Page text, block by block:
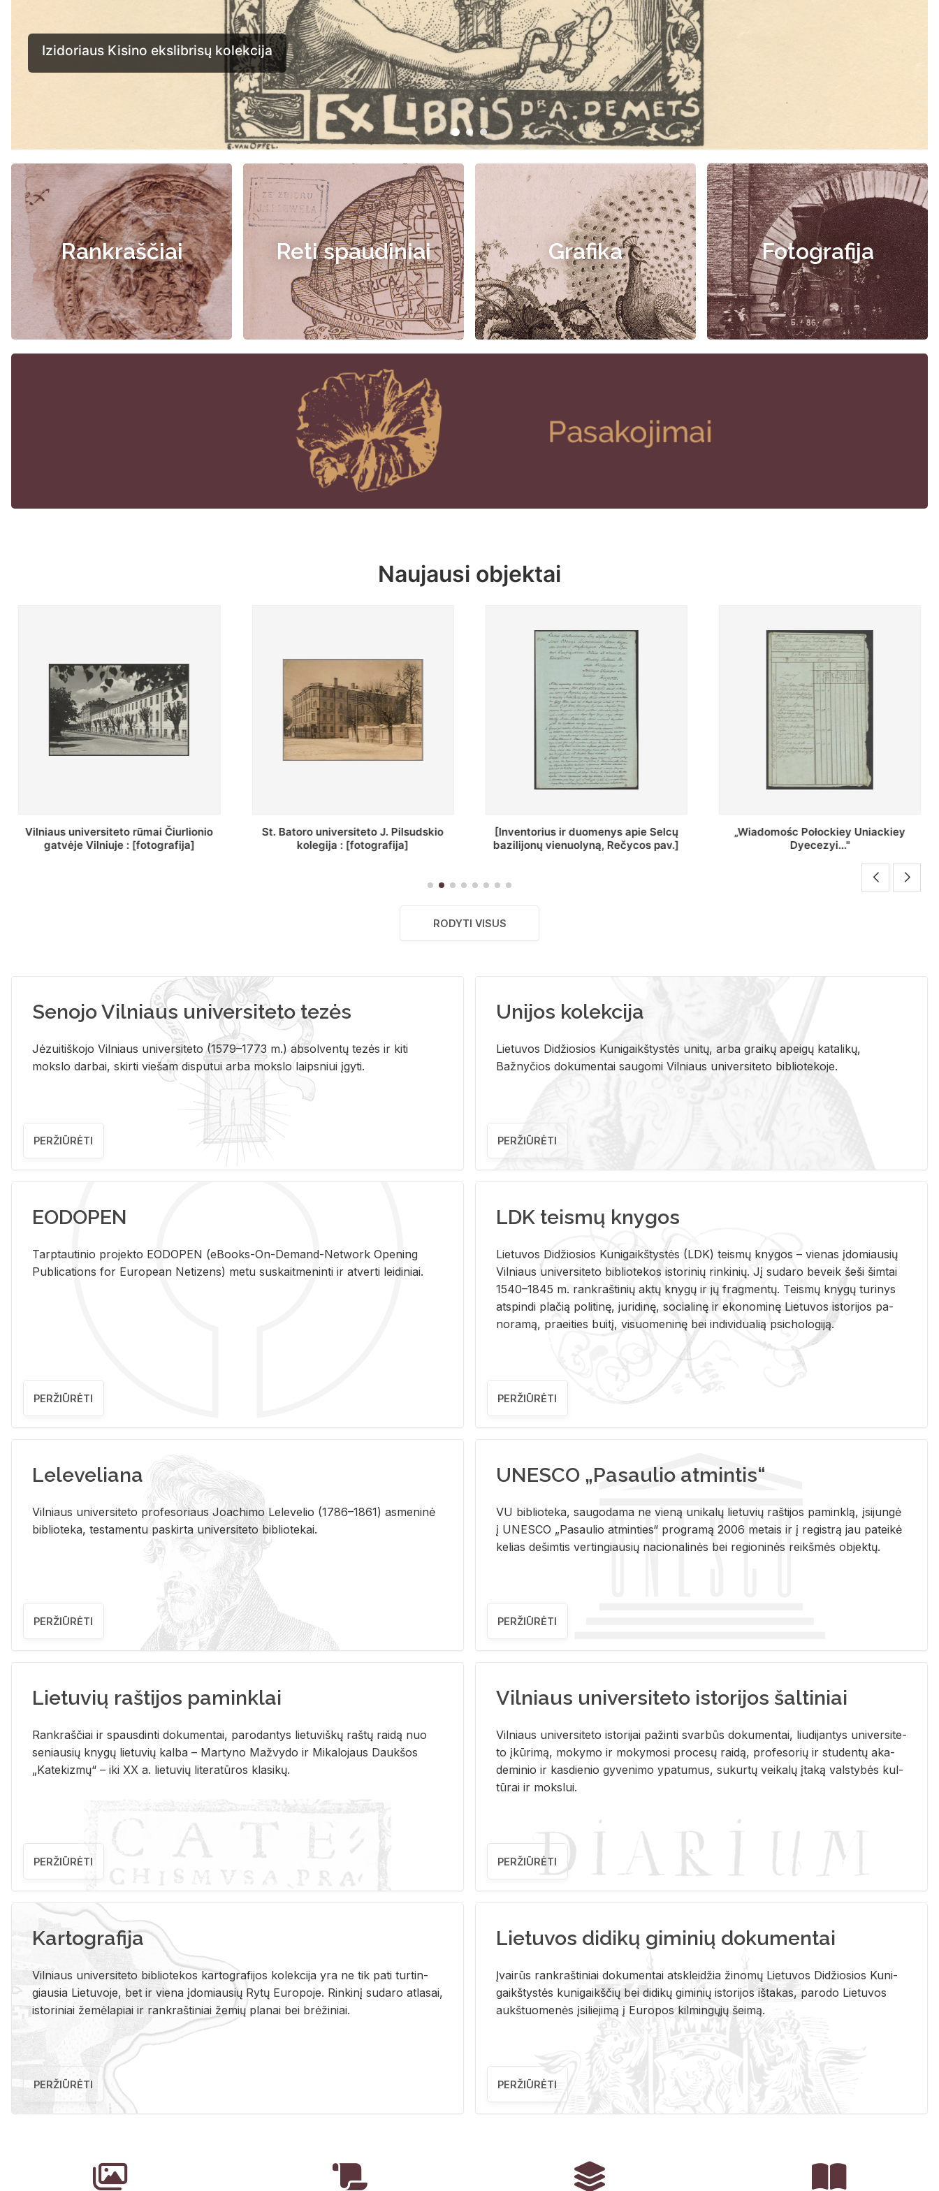
Rankraščiai Reti spaudiniai Grafika Fotografija
Naujausi objektai
St. Batoro universiteto J. Pilsudskio
kolegija : [fotografija]
[Inventorius ir duomenys apie Selcų
bazilijonų vienuolyną, Rečycos pav.]
„Wiadomośc Połockiey Uniackiey
Dyecezyi..."
Regestr Parochow Dekanatu
Brzeskiego
RODYTI VISUS
Senojo Vilniaus universiteto tezės
Jėzuitiškojo Vilniaus universiteto (1579–1773 m.) absolventų tezės ir kiti
mokslo darbai, skirti viešam disputui arba mokslo laipsniui įgyti.
PERŽIŪRĖTI
Unijos kolekcija
Lietuvos Didžiosios Kunigaikštystės unitų, arba graikų apeigų katalikų,
Bažnyčios dokumentai saugomi Vilniaus universiteto bibliotekoje.
PERŽIŪRĖTI
EODOPEN
Tarp­tau­ti­nio pro­jek­to EO­DO­PEN (eBo­oks-On-De­mand-Ne­twork Ope­ning
Pub­li­ca­tions for Eu­ro­pe­an Ne­ti­zens) metu su­skait­me­nin­ti ir at­ver­ti lei­di­niai.
PERŽIŪRĖTI
LDK teismų knygos
Lie­tu­vos Di­džio­sios Ku­ni­gaikš­tys­tės (LDK) teis­mų kny­gos – vie­nas įdo­miau­sių
Vil­niaus uni­ver­si­te­to bi­b­lio­te­kos is­to­ri­nių rin­ki­nių. Jį su­da­ro be­veik šeši šim­tai
1540–1845 m. rank­raš­ti­nių aktų kny­gų ir jų frag­men­tų. Teis­mų kny­gų tu­ri­nys
at­spin­di pla­čią po­li­ti­nę, ju­ri­di­nę, so­cia­li­nę ir eko­no­mi­nę Lie­tu­vos is­to­ri­jos pa­
no­ra­mą, pra­ei­ties bui­tį, vi­suo­me­ni­nę bei in­di­vi­dua­lią psi­cho­lo­gi­ją.
PERŽIŪRĖTI
Leleveliana
Vil­niaus uni­ver­si­te­to pro­fe­so­riaus Jo­a­chi­mo Le­le­ve­lio (1786–1861) as­me­ni­nė
bi­b­lio­te­ka, te­sta­men­tu pa­skir­ta uni­ver­si­te­to bi­b­lio­te­kai.
PERŽIŪRĖTI
UNESCO „Pasaulio atmintis“
VU biblioteka, saugodama ne vieną unikalų lietuvių raštijos paminklą, įsijungė
į UNESCO „Pasaulio atminties“ programą 2006 metais ir į registrą jau pateikė
kelias dešimtis vertingiausių nacionalinės bei regioninės reikšmės objektų.
PERŽIŪRĖTI
Lietuvių raštijos paminklai
Rank­raš­čiai ir spaus­din­ti do­ku­men­tai, pa­ro­dan­tys lie­tu­viš­kų raš­tų rai­dą nuo
se­niau­sių kny­gų lie­tu­vių kal­ba – Mar­ty­no Ma­žvy­do ir Mi­ka­lo­jaus Dauk­šos
„Ka­te­kiz­mų“ – iki XX a. lie­tu­vių li­te­ra­tū­ros kla­si­kų.
PERŽIŪRĖTI
Vilniaus universiteto istorijos šaltiniai
Vil­niaus uni­ver­si­te­to is­to­ri­jai pa­žin­ti svar­būs do­ku­men­tai, liu­di­jan­tys uni­ver­si­te­
to įkū­ri­mą, mo­ky­mo ir mo­ky­mo­si pro­ce­sų rai­dą, pro­fe­so­rių ir stu­den­tų aka­
de­mi­nio ir kas­die­nio gy­ve­ni­mo ypa­tu­mus, su­kur­tų vei­ka­lų įta­ką vals­ty­bės kul­
tū­rai ir moks­lui.
PERŽIŪRĖTI
Kartografija
Vil­niaus uni­ver­si­te­to bi­b­lio­te­kos kar­to­gra­fi­jos ko­lek­ci­ja yra ne tik pati tur­tin­
giau­sia Lie­tu­vo­je, bet ir vie­na įdo­miau­sių Rytų Eu­ro­po­je. Rin­ki­nį su­da­ro at­la­sai,
is­to­ri­niai že­mė­la­piai ir rank­raš­ti­niai že­mių pla­nai bei brė­ži­niai.
PERŽIŪRĖTI
Lietuvos didikų giminių dokumentai
Įvai­rūs rank­raš­ti­niai do­ku­men­tai at­sklei­džia ži­no­mų Lie­tu­vos Di­džio­sios Ku­ni­
gaikš­tys­tės ku­ni­gaikš­čių bei di­di­kų gi­mi­nių is­to­ri­jos iš­ta­kas, pa­ro­do Lie­tu­vos
aukš­tuo­me­nės įsi­lie­ji­mą į Eu­ro­pos kil­min­gų­jų šei­mą.
PERŽIŪRĖTI